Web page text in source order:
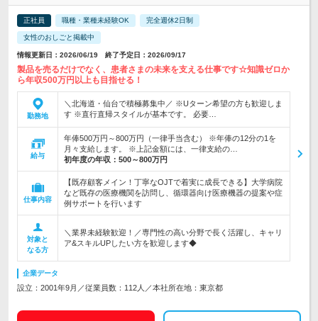
正社員 職種・業種未経験OK 完全週休2日制
女性のおしごと掲載中
情報更新日：2026/06/19 終了予定日：2026/09/17
製品を売るだけでなく、患者さまの未来を支える仕事です☆知識ゼロか
ら年収500万円以上も目指せる！
勤務地
＼北海道・仙台で積極募集中／ ※Uターン希望の方も歓迎しま
す ※直行直帰スタイルが基本です。 必要…
給与
年俸500万円～800万円（一律手当含む） ※年俸の12分の1を
月々支給します。 ※上記金額には、一律支給の…
初年度の年収： 500～800万円
仕事内容
【既存顧客メイン！丁寧なOJTで着実に成長できる】大学病院
など既存の医療機関を訪問し、循環器向け医療機器の提案や症
例サポートを行います
対象と
なる方
＼業界未経験歓迎！／専門性の高い分野で長く活躍し、キャリ
ア&スキルUPしたい方を歓迎します◆
企業データ
設立：2001年9月／従業員数：112人／本社所在地：東京都